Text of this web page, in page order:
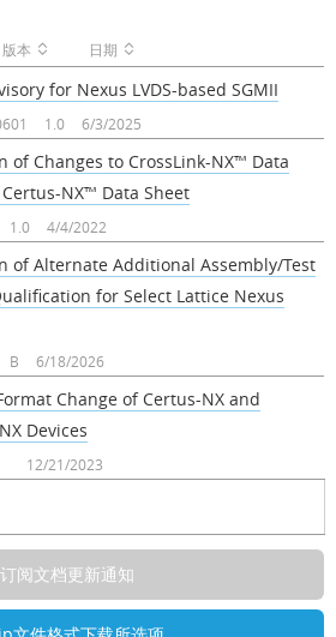
版本 日期
for Nexus LVDS-based SGMII
1.0 6/3/2025
of Changes to CrossLink-NX™ Data
NX™ Data Sheet
1.0 4/4/2022
of Alternate Additional Assembly/Test
for Select Lattice Nexus
B 6/18/2026
Change of Certus-NX and
Devices
12/21/2023